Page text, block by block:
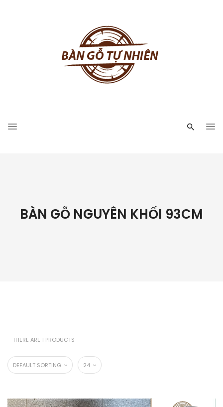
BÀN GỖ NGUYÊN KHỐI 93CM
THERE ARE 1 PRODUCTS
DEFAULT SORTING 24